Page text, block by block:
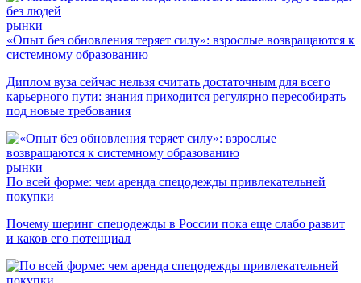
рынки
«Опыт без обновления теряет силу»: взрослые возвращаются к
системному образованию
Диплом вуза сейчас нельзя считать достаточным для всего
карьерного пути: знания приходится регулярно пересобирать
под новые требования
рынки
По всей форме: чем аренда спецодежды привлекательней
покупки
Почему шеринг спецодежды в России пока еще слабо развит
и каков его потенциал